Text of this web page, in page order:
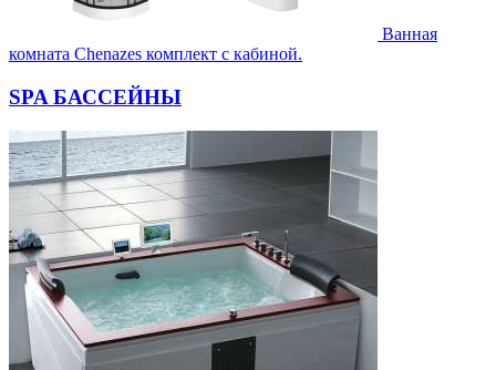
Ванная
комната Chenazes комплект с кабиной.
SPA БАССЕЙНЫ